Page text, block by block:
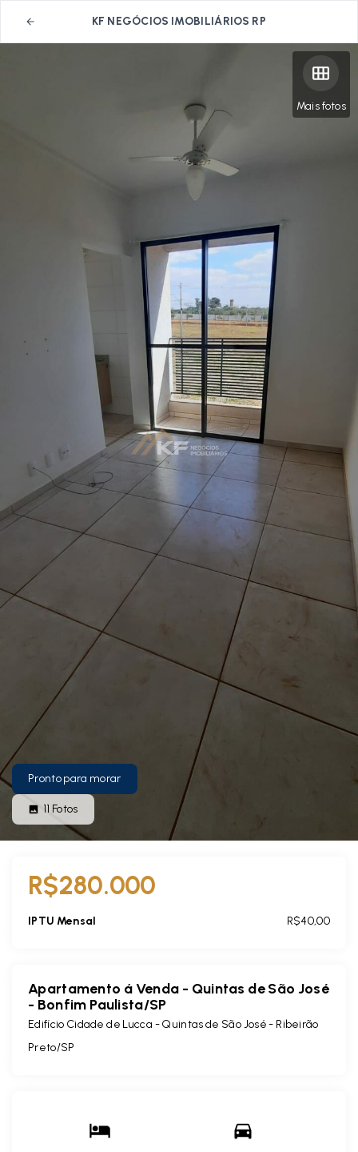
KF NEGÓCIOS IMOBILIÁRIOS RP
Mais fotos
Pronto para morar
11 Fotos
R$280.000
IPTU Mensal R$40,00
Apartamento á Venda - Quintas de São José
- Bonfim Paulista/SP
Edifício Cidade de Lucca -Quintas de São José - Ribeirão
Preto/SP